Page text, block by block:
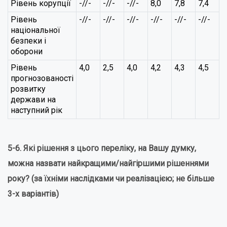
Рівень корупції -//- -//- -//- 8,0 7,8 7,4
Рівень
національної
безпеки і
оборони
-//- -//- -//- -//- -//- -//-
Рівень
прогнозованості
розвитку
держави на
наступний рік
4,0 2,5 4,0 4,2 4,3 4,5
5-6. Які рішення з цього переліку, на Вашу думку,
можна назвати найкращими/найгіршими рішеннями
року? (за їхніми наслідками чи реалізацією; не більше
3-х варіантів)